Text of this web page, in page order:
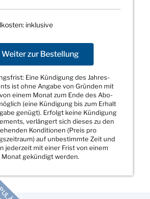
inklusive
Weiter zur Bestellung
Eine Kündigung des Jahres-
ist ohne Angabe von Gründen mit
einem Monat zum Ende des Abo-
(eine Kündigung bis zum Erhalt
genügt). Erfolgt keine Kündigung
verlängert sich dieses zu den
Konditionen (Preis pro
auf unbestimmte Zeit und
jederzeit mit einer Frist von einem
Monat gekündigt werden.